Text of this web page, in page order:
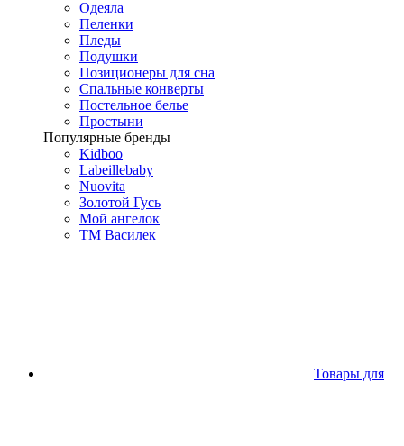
Одеяла
Пеленки
Пледы
Подушки
Позиционеры для сна
Спальные конверты
Постельное белье
Простыни
Популярные бренды
Kidboo
Labeillebaby
Nuovita
Золотой Гусь
Мой ангелок
ТМ Василек
Товары для